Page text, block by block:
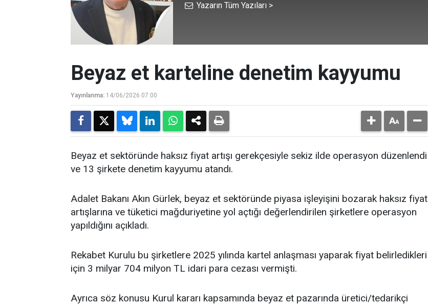
Yazarın Tüm Yazıları >
Beyaz et karteline denetim kayyumu
Yayınlanma: 14/06/2026 07:00
Beyaz et sektöründe haksız fiyat artışı gerekçesiyle sekiz ilde operasyon düzenlendi
ve 13 şirkete denetim kayyumu atandı.
Adalet Bakanı Akın Gürlek, beyaz et sektöründe piyasa işleyişini bozarak haksız fiyat
artışlarına ve tüketici mağduriyetine yol açtığı değerlendirilen şirketlere operasyon
yapıldığını açıkladı.
Rekabet Kurulu bu şirketlere 2025 yılında kartel anlaşması yaparak fiyat belirledikleri
için 3 milyar 704 milyon TL idari para cezası vermişti.
Ayrıca söz konusu Kurul kararı kapsamında beyaz et pazarında üretici/tedarikçi